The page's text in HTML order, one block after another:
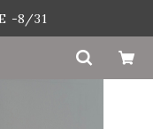
-8/31